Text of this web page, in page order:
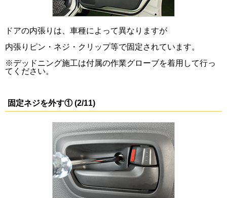
ドアの内張りは、車種によって異なりますが
内張りピン・ネジ・クリップ等で固定されています。
※デッドニング施工は付属の作業グローブを着用して行っ
てください。
固定ネジを外す① (2/11)